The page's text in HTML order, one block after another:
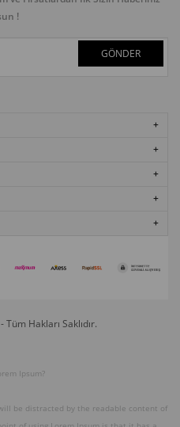
!
GÖNDER
- Tüm Hakları Saklıdır.
Ipsum?
be distracted by the readable content of